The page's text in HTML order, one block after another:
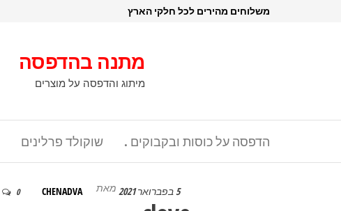
משלוחים מהירים לכל חלקי הארץ
מתנה בהדפסה
מיתוג והדפסה על מוצרים
שוקולד פרלינים הדפסה על כוסות ובקבוקים .
5 בפברואר 2021 מאת CHENADVA
0